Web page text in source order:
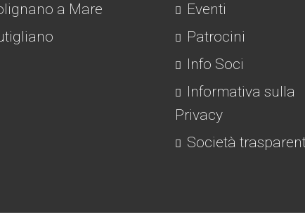
a Mare
Eventi
Patrocini
Info Soci
Informativa sulla
Privacy
Società